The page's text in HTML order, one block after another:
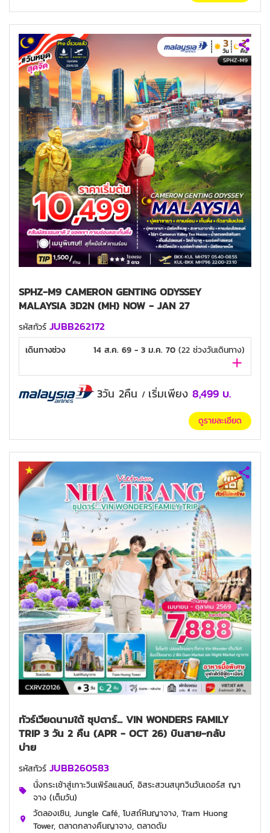
SPHZ-M9 CAMERON GENTING ODYSSEY
MALAYSIA 3D2N (MH) NOW - JAN 27
รหัสทัวร์ JUBB262172
เดินทางช่วง 14 ส.ค. 69 - 3 ม.ค. 70 (22 ช่วงวันเดินทาง)
3วัน 2คืน / เริ่มเพียง 8,499 บ.
ดูรายละเอียด
ทัวร์เวียดนามใต้ ซุปตาร์... VIN WONDERS FAMILY
TRIP 3 วัน 2 คืน (APR - OCT 26) บินสาย-กลับ
บ่าย
รหัสทัวร์ JUBB260583
นั่งกระเช้าสู่เกาะวินเพิร์ลแลนด์, อิสระสวนสนุกวินวันเดอร์ส ญา
จาง (เต็มวัน)
วัดลองเซิน, Jungle Café, โบสถ์หินญาจาง, Tram Huong
Tower, ตลาดกลางคืนญาจาง, ตลาดดัม